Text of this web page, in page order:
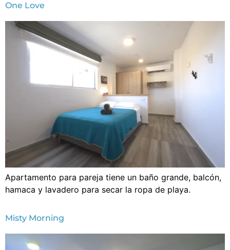
One Love
Apartamento para pareja tiene un baño grande, balcón,
hamaca y lavadero para secar la ropa de playa.
Misty Morning